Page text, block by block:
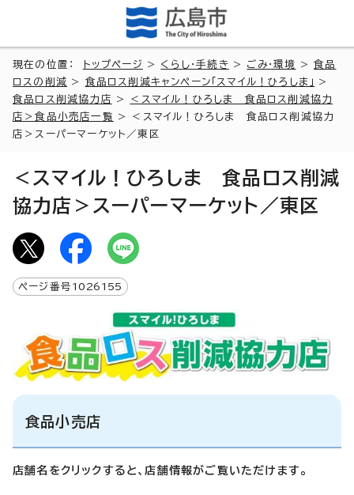
現在の位置： トップページ > くらし・手続き > ごみ・環境 >食品
ロスの削減 > 食品ロス削減キャンペーン「スマイル！ひろしま」
>
食品ロス削減協力店
>
＜スマイル！ひろしま 食品ロス削減協力
店＞食品小売店一覧
> ＜スマイル！ひろしま 食品ロス削減協力
店＞スーパーマーケット／東区
＜スマイル！ひろしま 食品ロス削減
協力店＞スーパーマーケット／東区
ページ番号 1026155
食品小売店
店舗名をクリックすると、店舗情報がご覧いただけます。